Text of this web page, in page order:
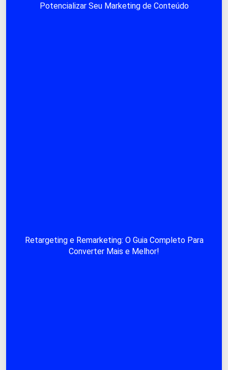
Potencializar Seu Marketing de Conteúdo
Retargeting e Remarketing: O Guia Completo Para
Converter Mais e Melhor!